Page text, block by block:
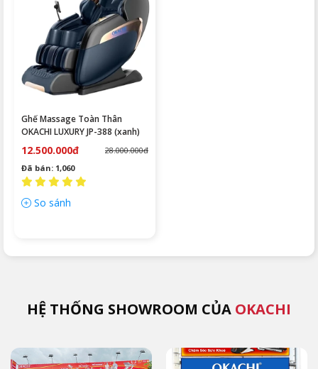
Ghế Massage Toàn Thân
OKACHI LUXURY JP-388 (xanh)
12.500.000đ
28.000.000đ
Đã bán: 1,060
So sánh
HỆ THỐNG SHOWROOM CỦA OKACHI